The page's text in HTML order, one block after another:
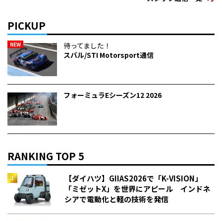
PICKUP
NEW
待ってました！
スバル/STI Motorsport通信
フォーミュラEシーズン12 2026
RANKING TOP 5
【ダイハツ】GIIAS2026で「K-VISION」
「ミゼットX」を世界にアピール インドネ
シアで電動化と軽の技術を発信